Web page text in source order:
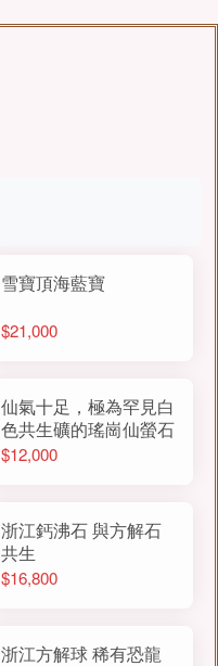
雪寶頂海藍寶
$21,000
仙氣十足，極為罕見白
色共生礦的瑤崗仙螢石
$12,000
浙江鈣沸石 與方解石
共生
$16,800
浙江方解球 稀有恐龍